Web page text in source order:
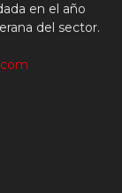
en el año
del sector.